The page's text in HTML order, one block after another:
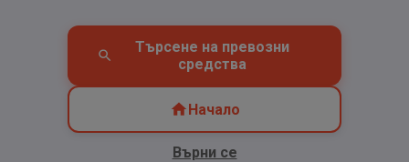
Търсене на превозни
средства
Начало
Върни се